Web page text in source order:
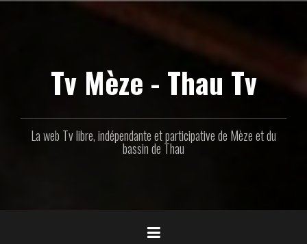
Tv Mèze - Thau Tv
La web Tv libre, indépendante et participative de Mèze et du
bassin de Thau